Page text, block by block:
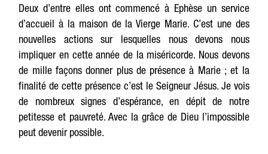
Deux d’entre elles ont commencé à Ephèse un service
d’accueil à la maison de la Vierge Marie. C’est une des
nouvelles actions sur lesquelles nous devons nous
impliquer en cette année de la miséricorde. Nous devons
de mille façons donner plus de présence à Marie ; et la
finalité de cette présence c’est le Seigneur Jésus. Je vois
de nombreux signes d’espérance, en dépit de notre
petitesse et pauvreté. Avec la grâce de Dieu l’impossible
peut devenir possible.